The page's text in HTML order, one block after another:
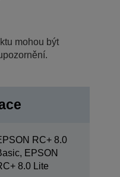
mohou být
RC+ 8.0
EPSON
8.0 Lite